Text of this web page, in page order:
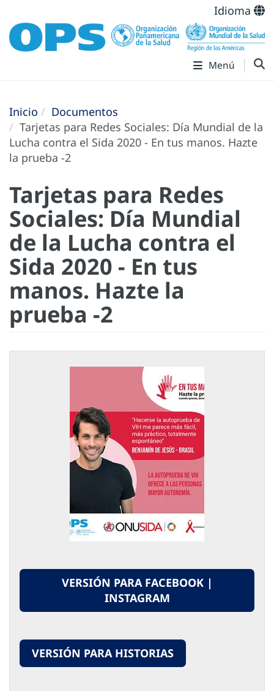
Idioma
Menú
Inicio
Documentos
Tarjetas para Redes Sociales: Día Mundial de la
Lucha contra el Sida 2020 - En tus manos. Hazte
la prueba -2
Tarjetas para Redes
Sociales: Día Mundial
de la Lucha contra el
Sida 2020 - En tus
manos. Hazte la
prueba -2
VERSIÓN PARA FACEBOOK |
INSTAGRAM
VERSIÓN PARA HISTORIAS